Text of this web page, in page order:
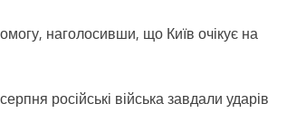
наголосивши, що Київ очікує на
російські війська завдали ударів